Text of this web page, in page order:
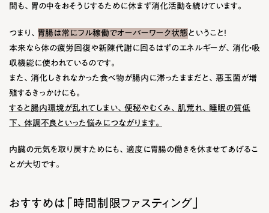
間も、胃の中をおそうじするために休まず消化活動を続けています。
つまり、 胃腸は常にフル稼働でオーバーワーク状態ということ！
本来なら体の疲労回復や新陳代謝に回るはずのエネルギーが、消化・吸
収機能に使われているのです。
また、消化しきれなかった食べ物が腸内に滞ったままだと、悪玉菌が増
殖するきっかけにも。
すると腸内環境が乱れてしまい、便秘やむくみ、肌荒れ、睡眠の質低
下、体調不良といった悩みにつながります。
内臓の元気を取り戻すためにも、適度に胃腸の働きを休ませてあげるこ
とが大切です。
おすすめは「時間制限ファスティング」